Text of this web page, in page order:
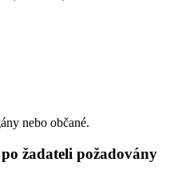
nebo občané.
žadateli požadovány